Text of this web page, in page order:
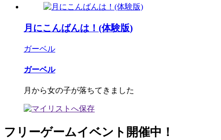
月にこんばんは！(体験版)
ガーベル
ガーベル
月から女の子が落ちてきました
フリーゲームイベント開催中！